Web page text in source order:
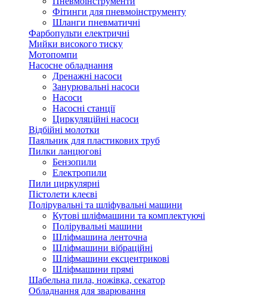
Фітинги для пневмоінструменту
Шланги пневматичні
Фарбопульти електричні
Мийки високого тиску
Мотопомпи
Насосне обладнання
Дренажні насоси
Занурювальні насоси
Насоси
Насосні станції
Циркуляційні насоси
Відбійні молотки
Паяльник для пластикових труб
Пилки ланцюгові
Бензопили
Електропили
Пили циркулярні
Пістолети клеєві
Полірувальні та шліфувальні машини
Кутові шліфмашини та комплектуючі
Полірувальні машини
Шліфмашина ленточна
Шліфмашини вібраційні
Шліфмашини ексцентрикові
Шліфмашини прямі
Шабельна пила, ножівка, секатор
Обладнання для зварювання